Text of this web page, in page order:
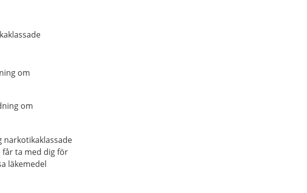
om
om
narkotikaklassade
får ta med dig för
läkemedel